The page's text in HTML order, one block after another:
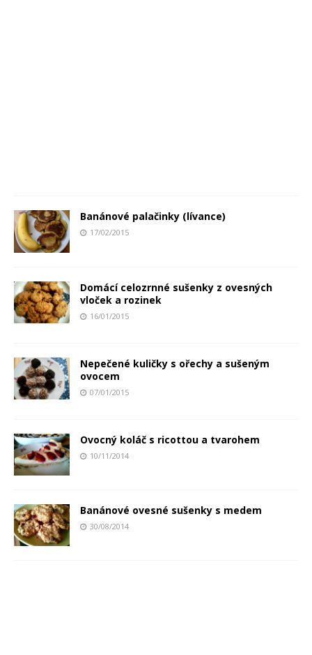
Banánové palačinky (lívance)
17/02/2015
Domácí celozrnné sušenky z ovesných
vloček a rozinek
16/01/2015
Nepečené kuličky s ořechy a sušeným
ovocem
07/01/2015
Ovocný koláč s ricottou a tvarohem
10/11/2014
Banánové ovesné sušenky s medem
30/08/2014